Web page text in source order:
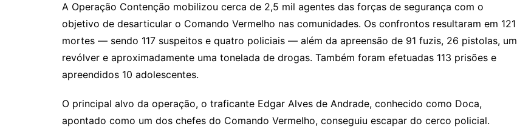
A Operação Contenção mobilizou cerca de 2,5 mil agentes das forças de segurança com o
objetivo de desarticular o Comando Vermelho nas comunidades. Os confrontos resultaram em 121
mortes — sendo 117 suspeitos e quatro policiais — além da apreensão de 91 fuzis, 26 pistolas, um
revólver e aproximadamente uma tonelada de drogas. Também foram efetuadas 113 prisões e
apreendidos 10 adolescentes.
O principal alvo da operação, o traficante Edgar Alves de Andrade, conhecido como Doca,
apontado como um dos chefes do Comando Vermelho, conseguiu escapar do cerco policial.